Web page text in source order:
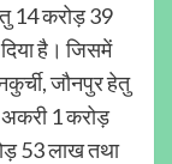
14 करोड़ 39
है। जिसमें
जौनपुर हेतु
1 करोड़
53 लाख तथा